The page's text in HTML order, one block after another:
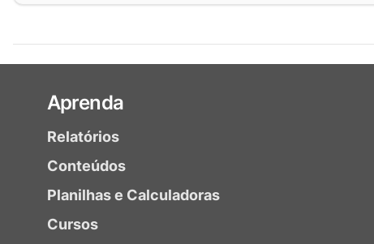
Aprenda
Relatórios
Conteúdos
Planilhas e Calculadoras
Cursos